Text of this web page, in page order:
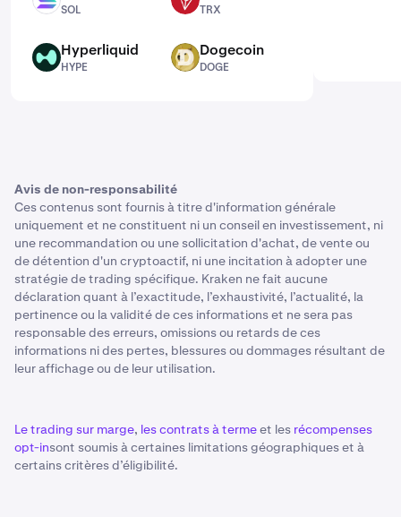
SOL TRX
HYPE Hyperliquid
HYPE
DOGE Dogecoin
DOGE
Avis de non-responsabilité
Ces contenus sont fournis à titre d'information générale
uniquement et ne constituent ni un conseil en investissement, ni
une recommandation ou une sollicitation d'achat, de vente ou
de détention d'un cryptoactif, ni une incitation à adopter une
stratégie de trading spécifique. Kraken ne fait aucune
déclaration quant à l’exactitude, l’exhaustivité, l’actualité, la
pertinence ou la validité de ces informations et ne sera pas
responsable des erreurs, omissions ou retards de ces
informations ni des pertes, blessures ou dommages résultant de
leur affichage ou de leur utilisation.
Le trading sur marge, les contrats à termeet les récompenses
opt-insont soumis à certaines limitations géographiques et à
certains critères d’éligibilité.